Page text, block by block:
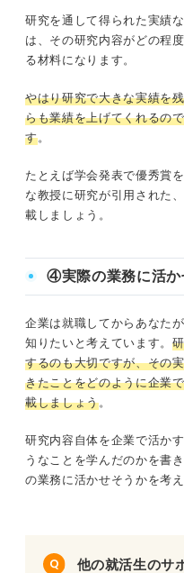
研究を通して得られた実績
は、その研究内容がどの程
る材料になります。
やはり研究で大きな実績を
らも業績を上げてくれるの
す。
たとえば学会発表で優秀賞
な教授に研究が引用された
載しましょう。
④実際の業務に活か
企業は就職してからあなた
知りたいと考えています。
するのも大切ですが、その
きたことをどのように企業
載しましょう。
研究内容自体を企業で活か
うなことを学んだのかを書
の業務に活かせそうかを考
他の就活生のサ